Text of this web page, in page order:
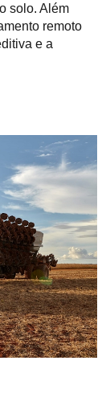
solo. Além
remoto
e a